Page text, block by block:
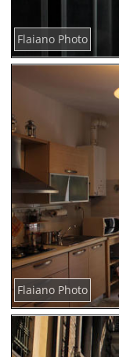
Flaiano Photo
Flaiano Photo